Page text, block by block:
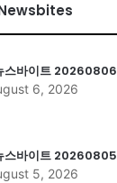
Newsbites
스바이트 20260806
6, 2026
스바이트 20260805
5, 2026